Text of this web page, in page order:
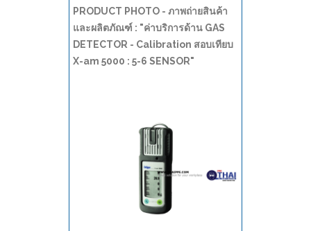
PRODUCT PHOTO - ภาพถ่ายสินค้า
และผลิตภัณฑ์ : "ค่าบริการด้าน GAS
DETECTOR - Calibration สอบเทียบ
X-am 5000 : 5-6 SENSOR"